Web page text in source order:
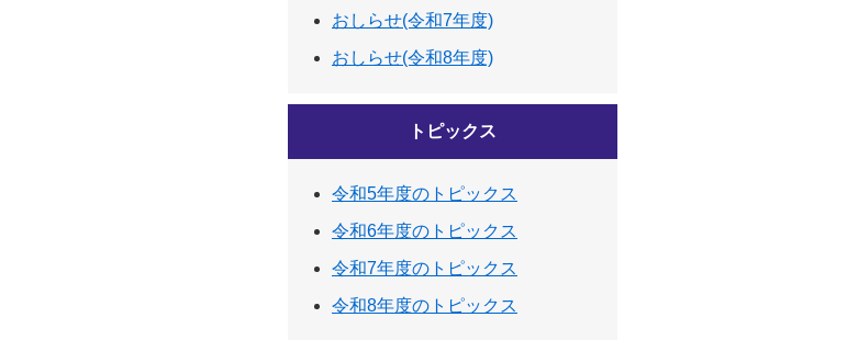
おしらせ(令和7年度)
おしらせ(令和8年度)
トピックス
令和5年度のトピックス
令和6年度のトピックス
令和7年度のトピックス
令和8年度のトピックス